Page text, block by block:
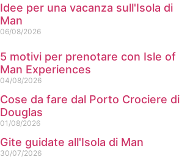
Idee per una vacanza sull'Isola di
Man
06/08/2026
5 motivi per prenotare con Isle of
Man Experiences
04/08/2026
Cose da fare dal Porto Crociere di
Douglas
01/08/2026
Gite guidate all'Isola di Man
30/07/2026